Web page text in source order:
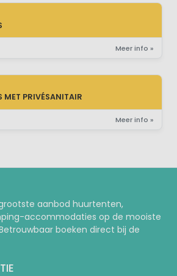
Meer info »
PRIVÉSANITAIR
MET PRIVÉSANITAIR
Meer info »
aanbod huurtenten,
accommodaties op de mooiste
boeken direct bij de